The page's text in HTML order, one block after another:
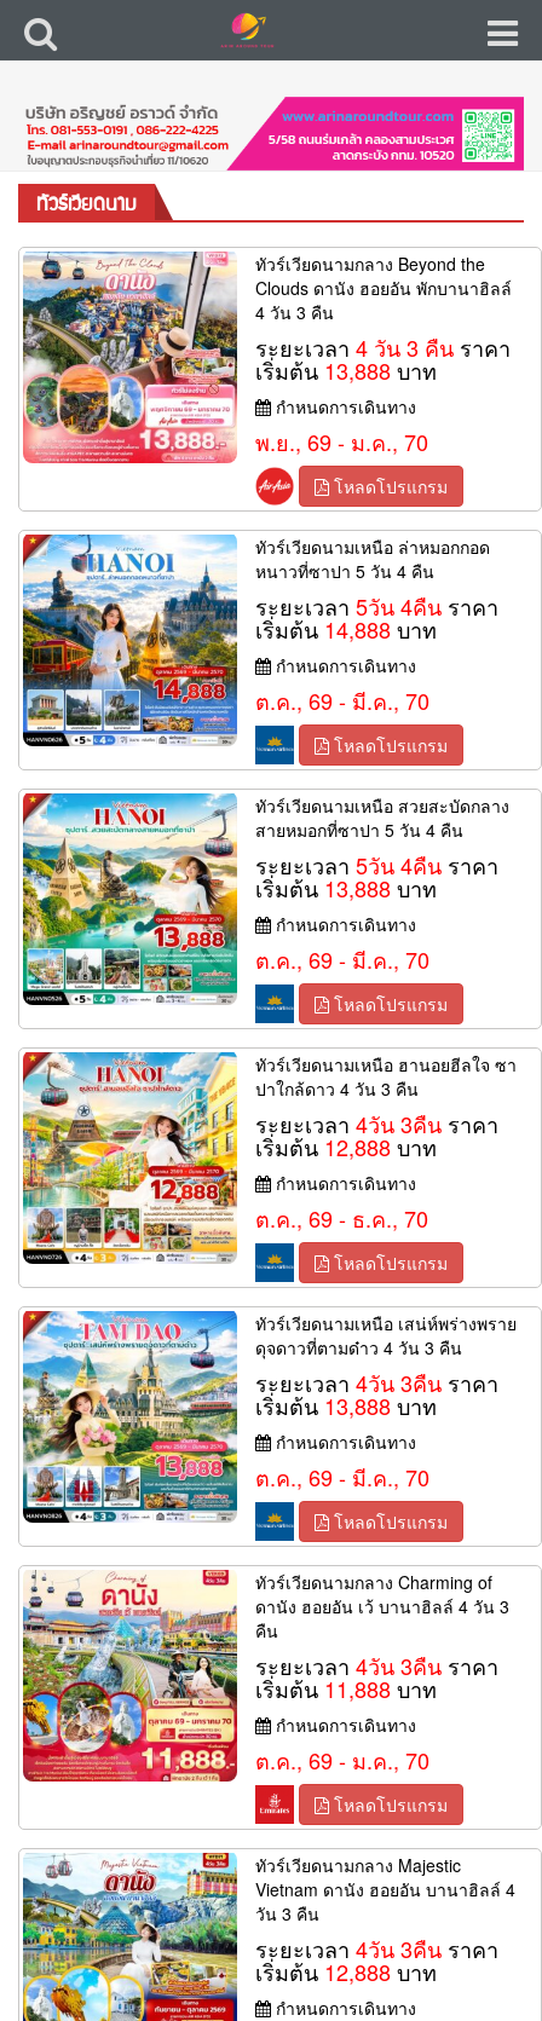
ทัวร์เวียดนาม
ทัวร์เวียดนามกลาง Beyond the
Clouds ดานัง ฮอยอัน พักบานาฮิลล์
4 วัน 3 คืน
ระยะเวลา4 วัน 3 คืน ราคา
เริ่มต้น 13,888บาท
กำหนดการเดินทาง
พ.ย., 69 - ม.ค., 70
โหลดโปรแกรม
ทัวร์เวียดนามเหนือ ล่าหมอกกอด
หนาวที่ซาปา 5 วัน 4 คืน
ระยะเวลา5วัน 4คืน ราคา
เริ่มต้น 14,888บาท
กำหนดการเดินทาง
ต.ค., 69 - มี.ค., 70
โหลดโปรแกรม
ทัวร์เวียดนามเหนือ สวยสะบัดกลาง
สายหมอกที่ซาปา 5 วัน 4 คืน
ระยะเวลา5วัน 4คืน ราคา
เริ่มต้น 13,888บาท
กำหนดการเดินทาง
ต.ค., 69 - มี.ค., 70
โหลดโปรแกรม
ทัวร์เวียดนามเหนือ ฮานอยฮีลใจ ซา
ปาใกล้ดาว 4 วัน 3 คืน
ระยะเวลา4วัน 3คืน ราคา
เริ่มต้น 12,888บาท
กำหนดการเดินทาง
ต.ค., 69 - ธ.ค., 70
โหลดโปรแกรม
ทัวร์เวียดนามเหนือ เสน่ห์พร่างพราย
ดุจดาวที่ตามด๋าว 4 วัน 3 คืน
ระยะเวลา4วัน 3คืน ราคา
เริ่มต้น 13,888บาท
กำหนดการเดินทาง
ต.ค., 69 - มี.ค., 70
โหลดโปรแกรม
ทัวร์เวียดนามกลาง Charming of
ดานัง ฮอยอัน เว้ บานาฮิลล์ 4 วัน 3
คืน
ระยะเวลา4วัน 3คืน ราคา
เริ่มต้น 11,888บาท
กำหนดการเดินทาง
ต.ค., 69 - ม.ค., 70
โหลดโปรแกรม
ทัวร์เวียดนามกลาง Majestic
Vietnam ดานัง ฮอยอัน บานาฮิลล์ 4
วัน 3 คืน
ระยะเวลา4วัน 3คืน ราคา
เริ่มต้น 12,888บาท
กำหนดการเดินทาง